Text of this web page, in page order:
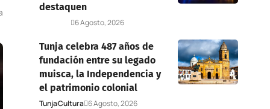
destaquen
6 Agosto, 2026
Tunja celebra 487 años de
fundación entre su legado
muisca, la Independencia y
el patrimonio colonial
TunjaCultura 6 Agosto, 2026